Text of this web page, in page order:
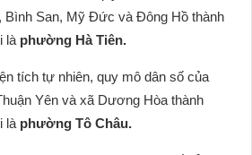
San, Mỹ Đức và Đông Hồ thành
là phường Hà Tiên.
tích tự nhiên, quy mô dân số của
Yên và xã Dương Hòa thành
là phường Tô Châu.